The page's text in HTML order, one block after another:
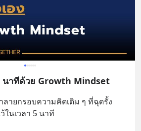
นาทีด้วย Growth Mindset
ายกรอบความคิดเดิม ๆ ที่ฉุดรั้ง
ในเวลา 5 นาที